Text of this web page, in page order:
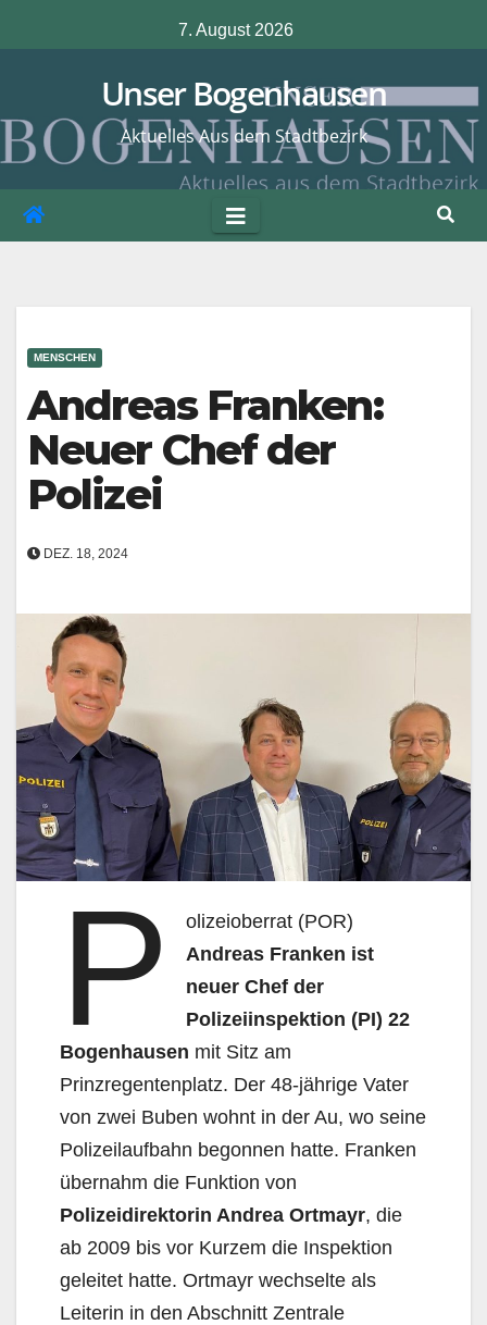
Inhalt
7. August 2026
Unser Bogenhausen
Aktuelles Aus dem Stadtbezirk
MENSCHEN
Andreas Franken:
Neuer Chef der
Polizei
DEZ. 18, 2024
P
olizeioberrat (POR)
Andreas Franken ist
neuer Chef der
Polizeiinspektion (PI) 22
Bogenhausen mit Sitz am
Prinzregentenplatz. Der 48-jährige Vater
von zwei Buben wohnt in der Au, wo seine
Polizeilaufbahn begonnen hatte. Franken
übernahm die Funktion von
Polizeidirektorin Andrea Ortmayr, die
ab 2009 bis vor Kurzem die Inspektion
geleitet hatte. Ortmayr wechselte als
Leiterin in den Abschnitt Zentrale